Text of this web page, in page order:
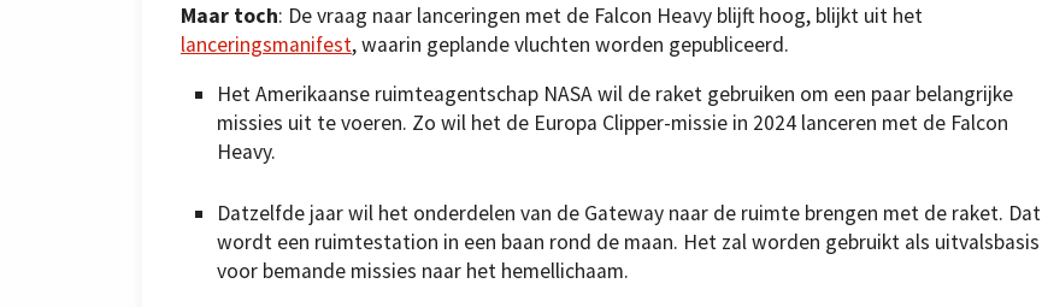
Maar toch: De vraag naar lanceringen met de Falcon Heavy blijft hoog, blijkt uit het
lanceringsmanifest, waarin geplande vluchten worden gepubliceerd.
Het Amerikaanse ruimteagentschap NASA wil de raket gebruiken om een paar belangrijke
missies uit te voeren. Zo wil het de Europa Clipper-missie in 2024 lanceren met de Falcon
Heavy.
Datzelfde jaar wil het onderdelen van de Gateway naar de ruimte brengen met de raket. Dat
wordt een ruimtestation in een baan rond de maan. Het zal worden gebruikt als uitvalsbasis
voor bemande missies naar het hemellichaam.